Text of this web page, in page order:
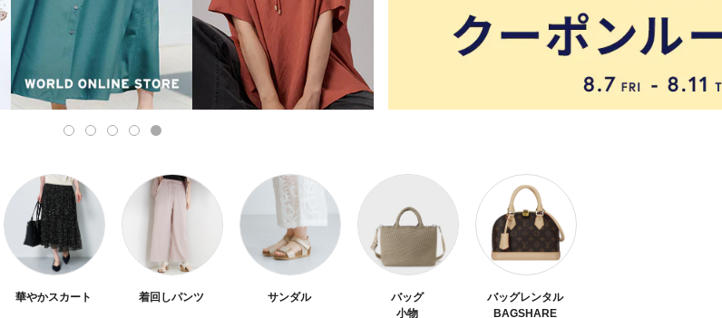
華やかスカート 着回しパンツ サンダル
バッグ
小物
バッグレンタル
BAGSHARE